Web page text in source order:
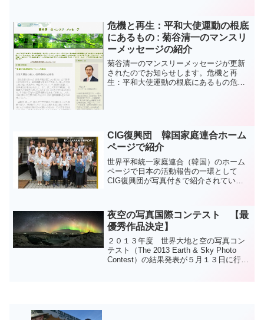
拝...
危機と再生：平和大使運動の根底
にあるもの : 菊谷清一のマンスリ
ーメッセージの紹介
菊谷清一のマンスリーメッセージが更新
されたのでお知らせします。危機と再
生：平和大使運動の根底にあるもの危機
CIG復興団 韓国家庭連合ホーム
ページで紹介
世界平和統一家庭連合（韓国）のホーム
ページで日本の活動報告の一環として
CIG復興団が写真付きで紹介されていま
りません。一つの魂を完全に救い出した
いという情熱と意志、...
夜空の写真国際コンテスト 【最
優秀作品決定】
２０１３年度 世界大地と空の写真コン
テスト（The 2013 Earth & Sky Photo
Contest）の結果発表が５月１３日に行わ